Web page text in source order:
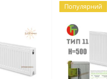
Популярний